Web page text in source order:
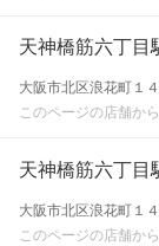
天神橋筋六丁目
大阪市北区浪花町１
このページの店舗か
天神橋筋六丁目
大阪市北区浪花町１
このページの店舗か